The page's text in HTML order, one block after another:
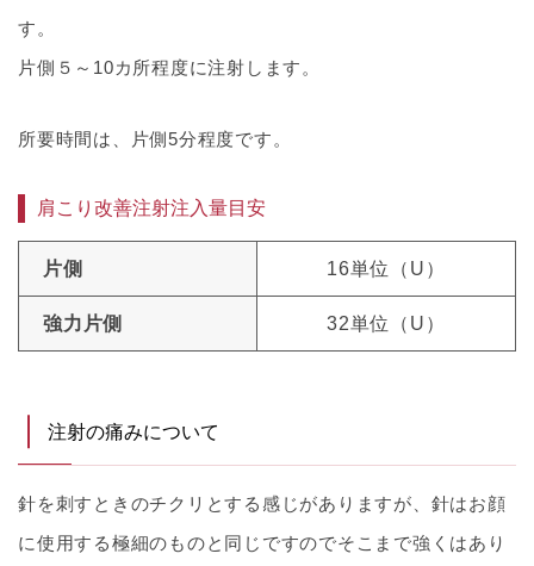
す。
片側５～10カ所程度に注射します。
所要時間は、片側5分程度です。
肩こり改善注射注入量目安
片側 16単位（U）
強力片側 32単位（U）
注射の痛みについて
針を刺すときのチクリとする感じがありますが、針はお顔
に使用する極細のものと同じですのでそこまで強くはあり